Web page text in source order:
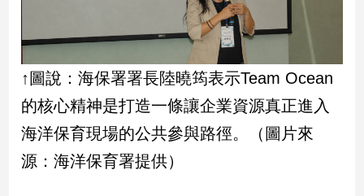
會/
地
方
新
冠
病
毒
↑圖說：海保署署長陸曉筠表示Team Ocean
的核心精神是打造一條讓企業資源真正進入
海洋保育現場的公共參與路徑。（圖片來
源：海洋保育署提供）